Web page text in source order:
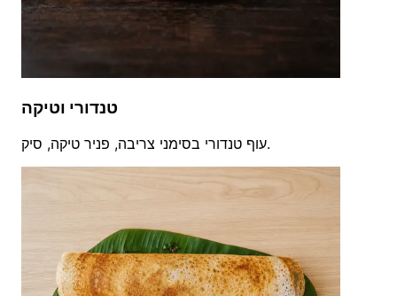
טנדורי וטיקה
עוף טנדורי בסימני צריבה, פניר טיקה, סיק.